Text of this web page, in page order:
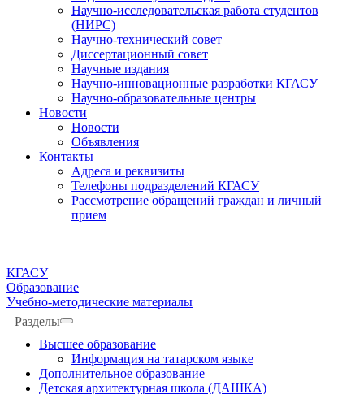
Научно-исследовательская работа студентов
(НИРС)
Научно-технический совет
Диссертационный совет
Научные издания
Научно-инновационные разработки КГАСУ
Научно-образовательные центры
Новости
Новости
Объявления
Контакты
Адреса и реквизиты
Телефоны подразделений КГАСУ
Рассмотрение обращений граждан и личный
прием
КГАСУ
Образование
Учебно-методические материалы
Разделы
Высшее образование
Информация на татарском языке
Дополнительное образование
Детская архитектурная школа (ДАШКА)